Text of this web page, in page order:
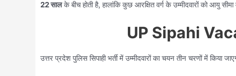
22 सालके बीच होती है, हालांकि कुछ आरक्षित वर्ग के उम्मीदवारों को आयु
UP Sipahi
उत्तर प्रदेश पुलिस सिपाही भर्ती में उम्मीदवारों का चयन तीन चरणों में किया